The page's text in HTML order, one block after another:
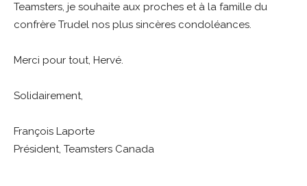
Teamsters, je souhaite aux proches et à la famille du
confrère Trudel nos plus sincères condoléances.
Merci pour tout, Hervé.
Solidairement,
François Laporte
Président, Teamsters Canada